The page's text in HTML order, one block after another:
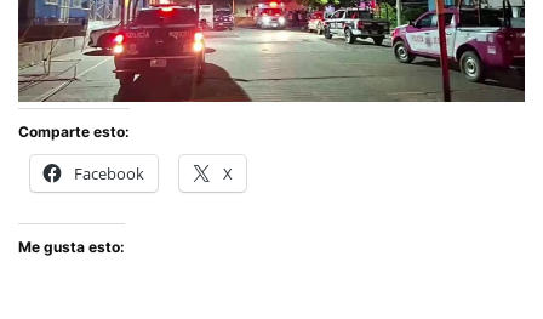
Comparte esto:
Facebook X
Me gusta esto: